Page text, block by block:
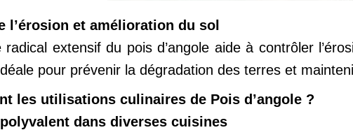
l’érosion et amélioration du sol
radical extensif du pois d’angole aide à contrôler
pour prévenir la dégradation des terres et
les utilisations culinaires de Pois d’angole ?
dans diverses cuisines